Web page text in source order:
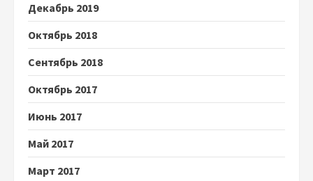
Декабрь 2019
Октябрь 2018
Сентябрь 2018
Октябрь 2017
Июнь 2017
Май 2017
Март 2017